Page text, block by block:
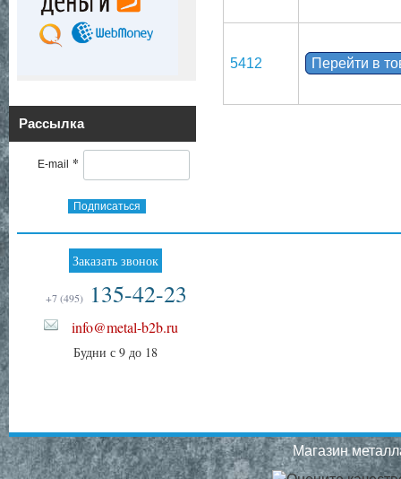
Рассылка
E-mail *
Подписаться
5412 Перейти в
Заказать звонок
+7 (495) 135-42-23
info@metal-b2b.ru
Будни с 9 до 18
Магазин